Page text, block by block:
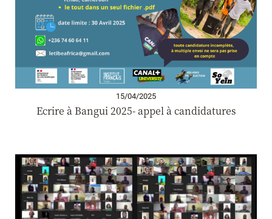
15/04/2025
Ecrire à Bangui 2025- appel à candidatures